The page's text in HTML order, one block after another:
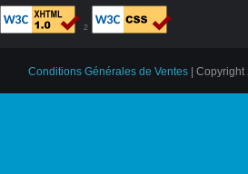
²
Conditions Générales de Ventes| Copyright